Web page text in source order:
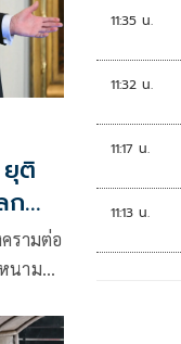
ติ
ก
รามต่อ
นามตำ
11:35 น.
11:32 น.
11:17 น.
11:13 น.